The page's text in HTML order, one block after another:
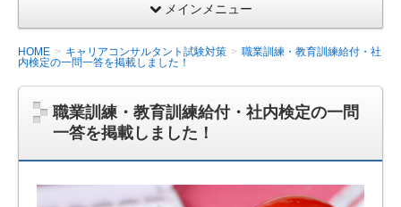
メインメニュー
HOME キャリアコンサルタント試験対策
職業訓練・教育訓練給付・社
内検定の一問一答を掲載しました！
職業訓練・教育訓練給付・社内検定の一問
一答を掲載しました！